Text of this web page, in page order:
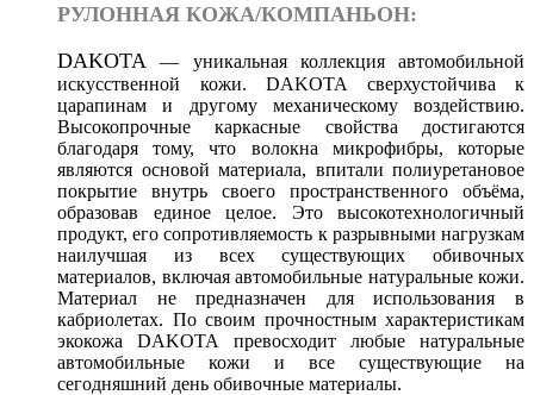
РУЛОННАЯ КОЖА/КОМПАНЬОН:
DAKOTA
— уникальная коллекция автомобильной
искусственной кожи. DAKOTA сверхустойчива к
царапинам и другому механическому воздействию.
Высокопрочные каркасные свойства достигаются
благодаря тому, что волокна микрофибры, которые
являются основой материала, впитали полиуретановое
покрытие внутрь своего пространственного объёма,
образовав единое целое. Это высокотехнологичный
продукт, его сопротивляемость к разрывными нагрузкам
наилучшая из всех существующих обивочных
материалов, включая автомобильные натуральные кожи.
Материал не предназначен для использования в
кабриолетах. По своим прочностным характеристикам
экокожа DAKOTA превосходит любые натуральные
автомобильные кожи и все существующие на
сегодняшний день обивочные материалы.